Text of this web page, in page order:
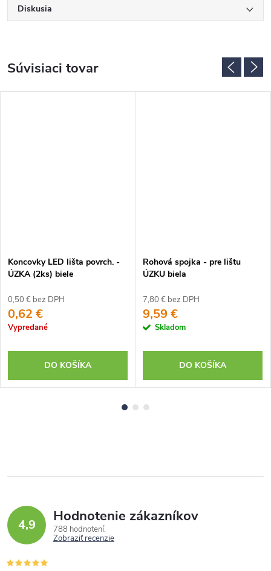
Diskusia
Súvisiaci tovar
Koncovky LED lišta povrch. -
ÚZKA (2ks) biele
0,50 € bez DPH
0,62 €
Vypredané
DO KOŠÍKA
Rohová spojka - pre lištu
ÚZKU biela
7,80 € bez DPH
9,59 €
Skladom
DO KOŠÍKA
4,9 Hodnotenie zákazníkov
788 hodnotení
Zobraziť recenzie